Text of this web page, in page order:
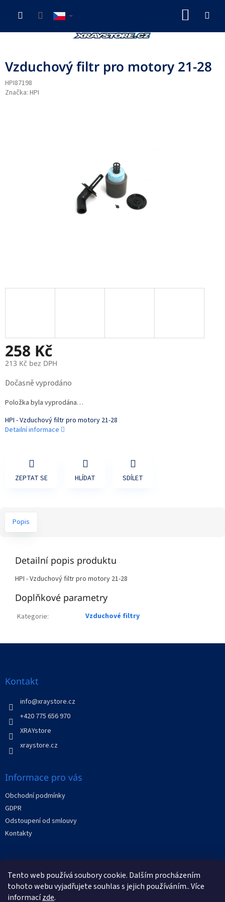
Tento web používá soubory cookie. Dalším procházením
tohoto webu vyjadřujete souhlas s jejich používáním.. Více
informacízde.
Vzduchový filtr pro motory 21-28
HPI87198
Značka: HPI
258 Kč
213 Kč bez DPH
cena:
Dočasně vyprodáno
Položka byla vyprodána…
HPI - Vzduchový filtr pro motory 21-28
Detailní informace
ZEPTAT SE HLÍDAT SDÍLET
Popis
Detailní popis produktu
HPI - Vzduchový filtr pro motory 21-28
Doplňkové parametry
Kategorie: Vzduchové filtry
Kontakt
info@xraystore.cz
+420 775 656 970
XRAYstore
xraystore.cz
Informace pro vás
Obchodní podmínky
GDPR
Odstoupení od smlouvy
Kontakty
Facebook